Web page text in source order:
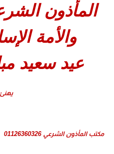
المأذون
والأمة
عيد سعيد
يهنئ
مكتب المأذون الشرعي 01126360326